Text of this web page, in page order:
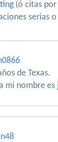
(ó citas por
serias
de Texas.
mi nombre es